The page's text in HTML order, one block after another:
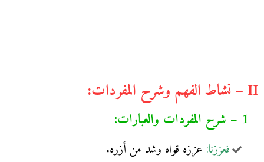
II – نشاط الفهم وشرح المفردات:
1 – شرح المفردات والعبارات:
فعززنا: عززه قواه وشد من أزره.